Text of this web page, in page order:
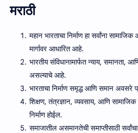
मराठी
महान भारताचा निर्माण हा सर्वांना
मार्गावर आधारित आहे.
भारतीय संविधानामार्फत न्याय, समानता,
असल्याचे आहे.
भारताचा निर्माण समृद्ध आणि समान अवसरे
शिक्षण, तंत्रज्ञान, व्यवसाय, आणि सामाजिक
निर्माण होईल.
समाजातील असमानतेची समाप्तीसाठी